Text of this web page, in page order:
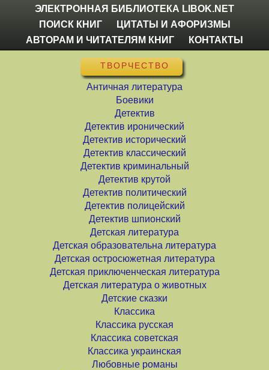
ЭЛЕКТРОННАЯ БИБЛИОТЕКА LIBOK.NET
ПОИСК КНИГ
ЦИТАТЫ И АФОРИЗМЫ
АВТОРАМ И ЧИТАТЕЛЯМ КНИГ
КОНТАКТЫ
ТВОРЧЕСТВО
Античная литература
Боевики
Детектив
Детектив иронический
Детектив исторический
Детектив классический
Детектив криминальный
Детектив крутой
Детектив политический
Детектив полицейский
Детектив шпионский
Детская литература
Детская образовательна литература
Детская остросюжетная литература
Детская приключенческая литература
Детская литература о животных
Детские сказки
Классика
Классика русская
Классика советская
Классика украинская
Любовные романы